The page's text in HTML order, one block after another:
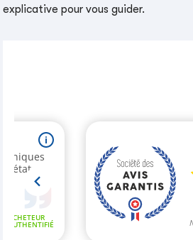
explicative pour vous guider.